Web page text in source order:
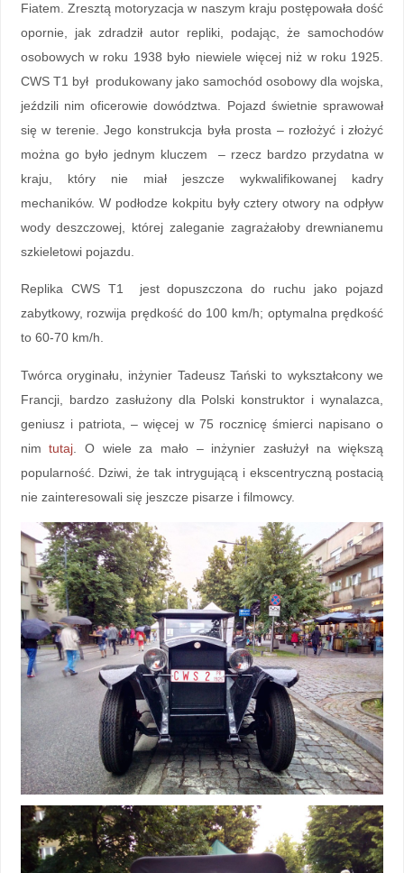
Fiatem. Zresztą motoryzacja w naszym kraju postępowała dość
opornie, jak zdradził autor repliki, podając, że samochodów
osobowych w roku 1938 było niewiele więcej niż w roku 1925.
CWS T1 był produkowany jako samochód osobowy dla wojska,
jeździli nim oficerowie dowództwa. Pojazd świetnie sprawował
się w terenie. Jego konstrukcja była prosta – rozłożyć i złożyć
można go było jednym kluczem – rzecz bardzo przydatna w
kraju, który nie miał jeszcze wykwalifikowanej kadry
mechaników. W podłodze kokpitu były cztery otwory na odpływ
wody deszczowej, której zaleganie zagrażałoby drewnianemu
szkieletowi pojazdu.
Replika CWS T1 jest dopuszczona do ruchu jako pojazd
zabytkowy, rozwija prędkość do 100 km/h; optymalna prędkość
to 60-70 km/h.
Twórca oryginału, inżynier Tadeusz Tański to wykształcony we
Francji, bardzo zasłużony dla Polski konstruktor i wynalazca,
geniusz i patriota, – więcej w 75 rocznicę śmierci napisano o
nimtutaj . O wiele za mało – inżynier zasłużył na większą
popularność. Dziwi, że tak intrygującą i ekscentryczną postacią
nie zainteresowali się jeszcze pisarze i filmowcy.